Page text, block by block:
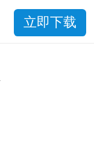
立即下载